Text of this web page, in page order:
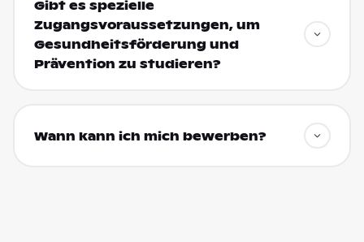
Gibt es spezielle
Zugangsvoraussetzungen, um
Gesundheitsförderung und
Prävention zu studieren?
Wann kann ich mich bewerben?